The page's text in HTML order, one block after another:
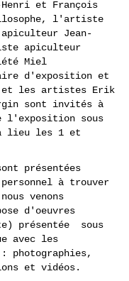
Henri et François
l'artiste
Jean-
apiculteur
Miel
d'exposition et
les artistes Erik
sont invités à
l'exposition sous
lieu les 1 et
présentées
à trouver
venons
d'oeuvres
présentée sous
avec les
photographies,
et vidéos.